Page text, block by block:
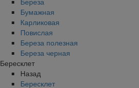
Бумажная
Карликовая
Повислая
Береза полезная
Береза черная
Бересклет
Назад
Бересклет